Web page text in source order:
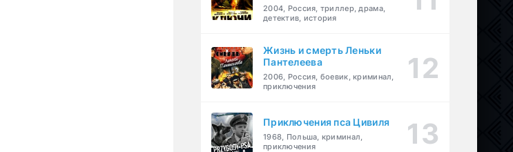
2004, Россия, триллер, драма,
детектив, история
Жизнь и смерть Леньки
Пантелеева
2006, Россия, боевик, криминал,
приключения
Приключения пса Цивиля
1968, Польша, криминал,
приключения